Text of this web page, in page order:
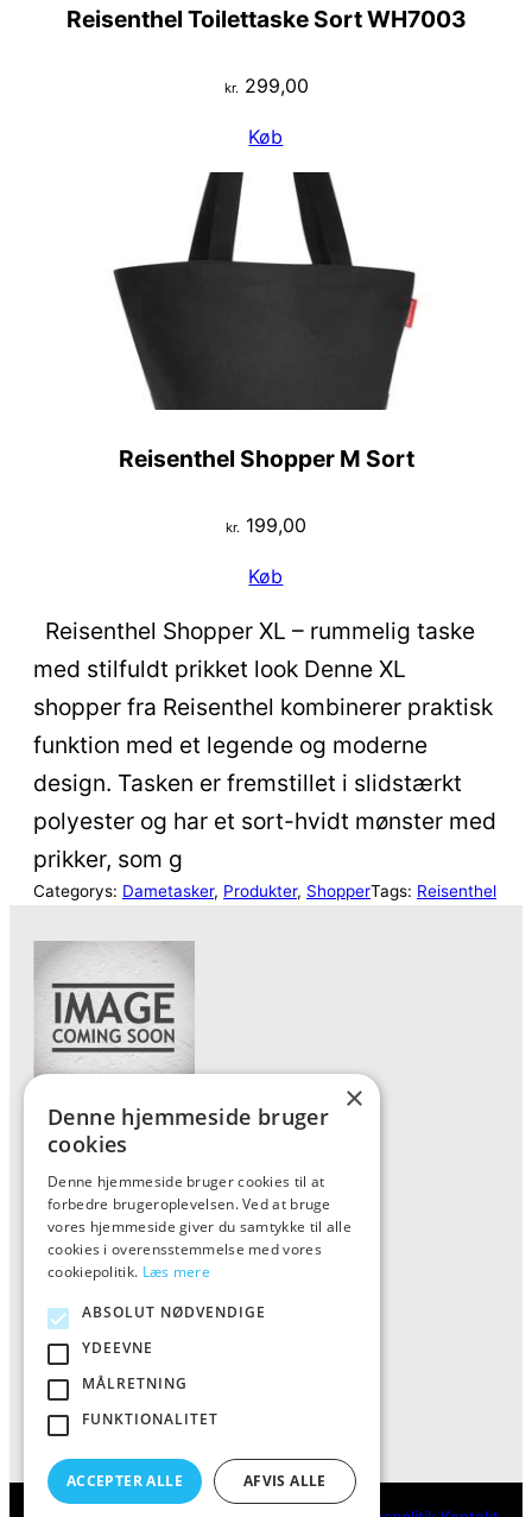
Reisenthel Toilettaske Sort WH7003
kr.299,00
Køb
Reisenthel Shopper M Sort
kr. 199,00
Køb
Reisenthel Shopper XL – rummelig taske
med stilfuldt prikket look Denne XL
shopper fra Reisenthel kombinerer praktisk
funktion med et legende og moderne
design. Tasken er fremstillet i slidstærkt
polyester og har et sort-hvidt mønster med
prikker, som g
Categorys: Dametasker, Produkter, ShopperTags: Reisenthel
Forside
Vis alle produkter
Kontakt
Oversigt artikler
ALFA
Tlf: 7876 8672
Mail:info@al-fa.dk
×
Denne hjemmeside bruger
cookies
Denne hjemmeside bruger cookies til at
forbedre brugeroplevelsen. Ved at bruge
vores hjemmeside giver du samtykke til alle
cookies i overensstemmelse med vores
cookiepolitik. Læs mere
ABSOLUT NØDVENDIGE
YDEEVNE
MÅLRETNING
FUNKTIONALITET
ACCEPTER ALLE AFVIS ALLE